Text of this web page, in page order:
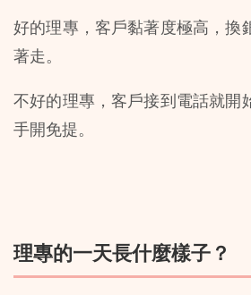
好的理專，客戶黏著度極高，換
著走。
不好的理專，客戶接到電話就開
手開免提。
理專的一天長什麼樣子？